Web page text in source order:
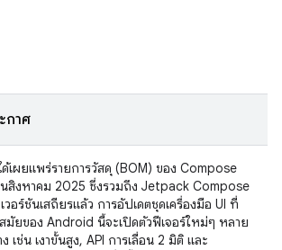
กาศ
ด้เผยแพร่รายการวัสดุ (BOM) ของ Compose
นสิงหาคม 2025 ซึ่งรวมถึง Jetpack Compose
วอร์ชันเสถียรแล้ว การอัปเดตชุดเครื่องมือ UI ที่
มัยของ Android นี้จะเปิดตัวฟีเจอร์ใหม่ๆ หลาย
เช่น เงาขั้นสูง, API การเลื่อน 2 มิติ และ